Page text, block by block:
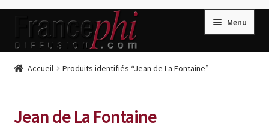
Aller
la
Aller
contenu
Menu
Accueil
Accueil Produits identifiés “Jean de La Fontaine”
Jean de La Fontaine